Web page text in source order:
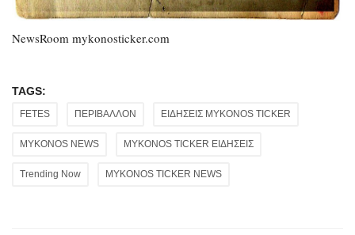
NewsRoom mykonosticker.com
TAGS:
FETES ΠΕΡΙΒΑΛΛΟΝ ΕΙΔΗΣΕΙΣ MYKONOS TICKER
MYKONOS NEWS MYKONOS TICKER ΕΙΔΗΣΕΙΣ
Trending Now MYKONOS TICKER NEWS